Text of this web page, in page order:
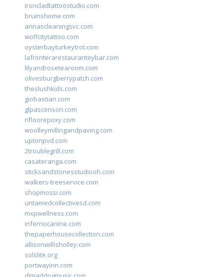
ironcladtattoostudio.com
bruinshome.com
annascleaningsvc.com
wolfcitytattoo.com
oysterbayturkeytrot.com
lafronterarestauranteybar.com
lilyandrosetearoom.com
olivesburgberrypatch.com
theslushkids.com
giobastian.com
glpascensori.com
rifloorepoxy.com
woolleymillingandpaving.com
uptonpvd.com
2troublegrill.com
casateranga.com
sticksandstonesstudiooh.com
walkers-treeservice.com
shopmossi.com
untamedcollectivesd.com
mxpwellness.com
infernocanine.com
thepaperhousecollection.com
allisonwillisholley.com
solslite.org
portwayinn.com